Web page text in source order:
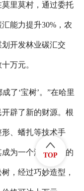
里莫村，通过委托
能力提升30%，农
开发林业碳汇交
万元。
了‘宝树’。”在哈里
辟了新的财源。根
、蟠扎等技术手
为一个浑然天成的
，经过巧妙造型，
TOP